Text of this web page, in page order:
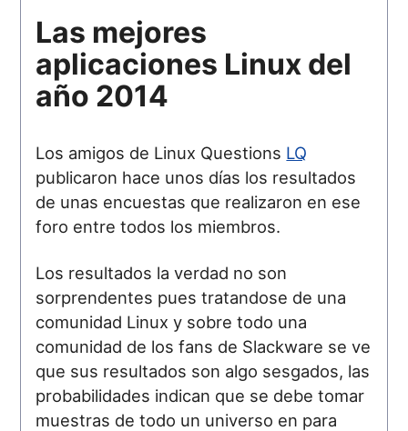
Las mejores
aplicaciones Linux del
año 2014
Los amigos de Linux Questions LQ
publicaron hace unos días los resultados
de unas encuestas que realizaron en ese
foro entre todos los miembros.
Los resultados la verdad no son
sorprendentes pues tratandose de una
comunidad Linux y sobre todo una
comunidad de los fans de Slackware se ve
que sus resultados son algo sesgados, las
probabilidades indican que se debe tomar
muestras de todo un universo en para